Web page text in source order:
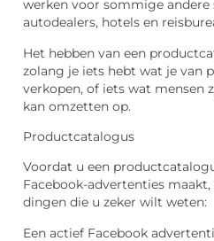
werken voor sommige andere
autodealers, hotels en
Het hebben van een
zolang je iets hebt wat je van
verkopen, of iets wat mensen
kan omzetten op.
Productcatalogus
Voordat u een
Facebook-advertenties
dingen die u zeker wilt weten:
Een actief Facebook